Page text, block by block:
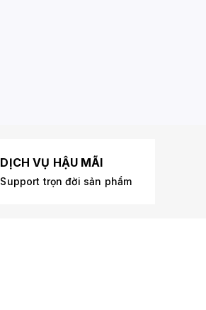
DỊCH VỤ HẬU MÃI
Support trọn đời sản phẩm